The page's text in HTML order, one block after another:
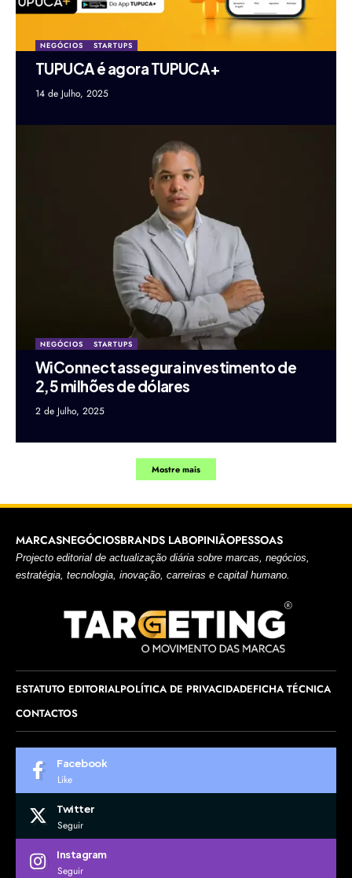
NEGÓCIOS STARTUPS
TUPUCA é agora TUPUCA+
14 de Julho, 2025
NEGÓCIOS STARTUPS
WiConnect assegura investimento de
2,5 milhões de dólares
2 de Julho, 2025
Mostre mais
MARCASNEGÓCIOSBRANDS LABOPINIÃOPESSOAS
Projecto editorial de actualização diária sobre marcas, negócios,
estratégia, tecnologia, inovação, carreiras e capital humano.
ESTATUTO EDITORIALPOLÍTICA DE PRIVACIDADEFICHA TÉCNICA
CONTACTOS
Facebook
Like
Twitter
Seguir
Instagram
Seguir